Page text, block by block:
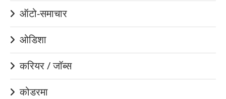
ऑटो-समाचार
ओडिशा
करियर / जॉब्स
कोडरमा